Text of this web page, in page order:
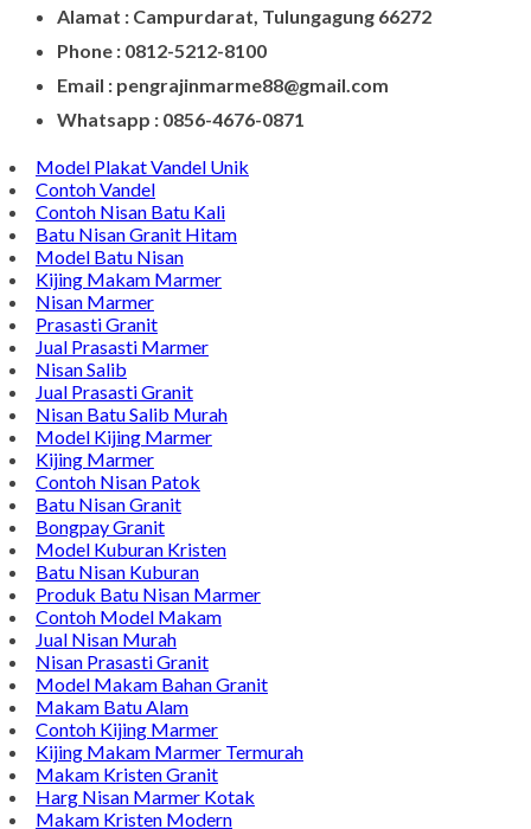
Model Plakat Vandel Unik
Contoh Vandel
Contoh Nisan Batu Kali
Batu Nisan Granit Hitam
Model Batu Nisan
Kijing Makam Marmer
Nisan Marmer
Prasasti Granit
Jual Prasasti Marmer
Nisan Salib
Jual Prasasti Granit
Nisan Batu Salib Murah
Model Kijing Marmer
Kijing Marmer
Contoh Nisan Patok
Batu Nisan Granit
Bongpay Granit
Model Kuburan Kristen
Batu Nisan Kuburan
Produk Batu Nisan Marmer
Contoh Model Makam
Jual Nisan Murah
Nisan Prasasti Granit
Model Makam Bahan Granit
Makam Batu Alam
Contoh Kijing Marmer
Kijing Makam Marmer Termurah
Makam Kristen Granit
Harg Nisan Marmer Kotak